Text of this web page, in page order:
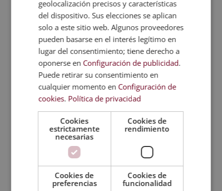
El Máster en Animación 2D y 3D está
dirigido a empresarios, directivos,
emprendedores, trabajadores, estudiantes
y a cualquier persona interesada en
adquirir conocimientos relacionados con
este sector profesional.
Esta formación ofrece una base que
permite orientar el desarrollo profesional
hacia áreas vinculadas a la animación
digital, el diseño de objetos en 2D y 3D y la
creación de contenidos visuales. Asimismo,
representa una oportunidad para
complementar perfiles profesionales con
conocimientos especializados en animación
geolocalización precisos y características
del dispositivo. Sus elecciones se aplican
solo a este sitio web. Algunos proveedores
pueden basarse en el interés legítimo en
lugar del consentimiento; tiene derecho a
oponerse en Configuración de publicidad.
Puede retirar su consentimiento en
cualquier momento en Configuración de
cookies. Política de privacidad
Cookies
estrictamente
necesarias
Cookies de
rendimiento
Cookies de
preferencias
Cookies de
funcionalidad